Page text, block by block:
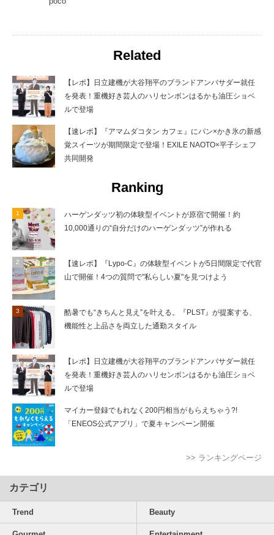
Related
【レポ】日立建機が大谷翔平のブランドアンバサダー就任
を発表！重機好き芸人のハリセンボンはるかも油圧ショベ
ルで登場
【速レポ】『アマムダコタン カフェ』にパン×かき氷の新感
覚スイーツが期間限定で登場！EXILE NAOTO×平子シェフ
共同開発
Ranking
ハーゲンダッツ初の体験型イベントが原宿で開催！約
10,000通りの“自分だけのハーゲンダッツ”が作れる
【速レポ】『Lypo-C』の体験型イベントが5日間限定で代官
山で開催！4つの質問で"私らしい夏"を見つけよう
酷暑でも“きちんと見え”を叶える。『PLST』が提案する、
機能性と上品さを両立した通勤スタイル
【レポ】日立建機が大谷翔平のブランドアンバサダー就任
を発表！重機好き芸人のハリセンボンはるかも油圧ショベ
ルで登場
マイカー登録でもれなく200円相当がもらえちゃう?!
「ENEOS公式アプリ」で夏キャンペーン開催
>> ランキングページ
カテゴリ
Trend Beauty